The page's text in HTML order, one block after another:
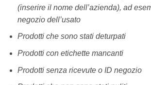
(inserire il nome dell’azienda), ad
negozio dell’usato
Prodotti che sono stati deturpati
Prodotti con etichette mancanti
Prodotti senza ricevute o ID negozio